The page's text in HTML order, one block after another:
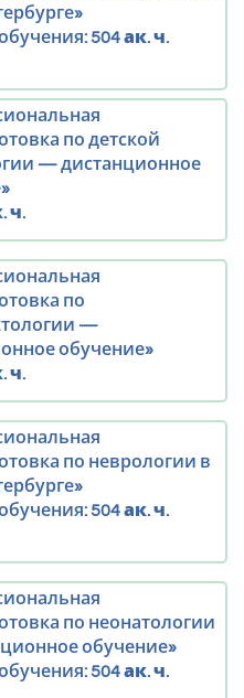
504 ак. ч.
по детской
— дистанционное
ч.
по
—
обучение»
ч.
по неврологии в
504 ак. ч.
по неонатологии
обучение»
504 ак. ч.